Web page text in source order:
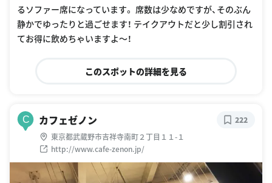
るソファー席になっています。 席数は少なめですが、そのぶん
静かでゆったりと過ごせます！ テイクアウトだと少し割引され
てお得に飲めちゃいますよ〜！
このスポットの詳細を見る
C カフェゼノン
東京都武蔵野市吉祥寺南町２丁目１１-１
http://www.cafe-zenon.jp/
222